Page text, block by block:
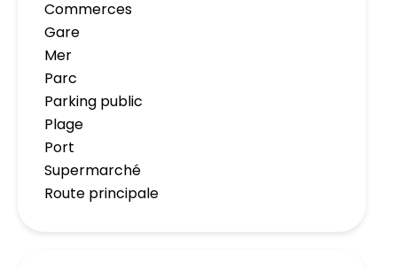
Commerces
Gare
Mer
Parc
Parking public
Plage
Port
Supermarché
Route principale